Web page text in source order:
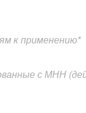
к применению*
с МНН